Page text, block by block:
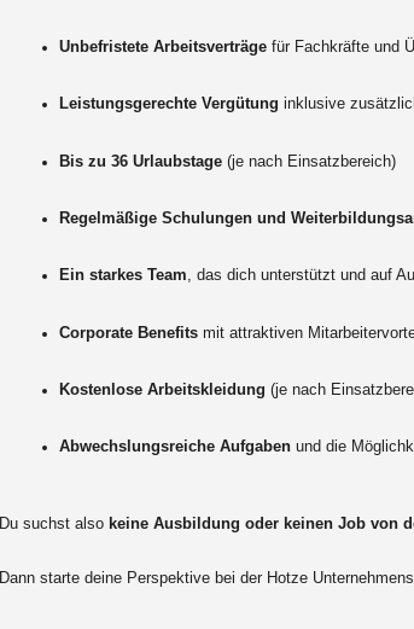
Unbefristete Arbeitsverträge für Fachkräfte und
Leistungsgerechte Vergütung inklusive
Bis zu 36 Urlaubstage (je nach Einsatzbereich)
Regelmäßige Schulungen und
Ein starkes Team, das dich unterstützt und auf
Corporate Benefits mit attraktiven
Kostenlose Arbeitskleidung (je nach
Abwechslungsreiche Aufgaben und die
Du suchst also keine Ausbildung oder keinen Job von
Dann starte deine Perspektive bei der Hotze